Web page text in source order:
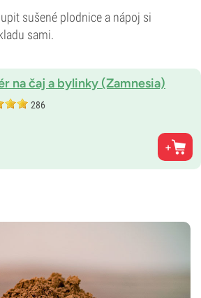
sušené plodnice a nápoj si
sami.
na čaj a bylinky (Zamnesia)
286